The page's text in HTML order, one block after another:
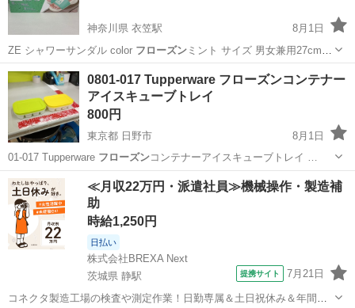
神奈川県 衣笠駅
8月1日
ZE シャワーサンダル color フローズンミント サイズ 男女兼用27cm
…神奈川 横須賀市
0801-017 Tupperware フローズンコンテナー
アイスキューブトレイ
800円
東京都 日野市
8月1日
01-017 Tupperware フローズン コンテナーアイスキューブトレイ …
東京 日野市 調理器具 Tupperware
≪月収22万円・派遣社員≫機械操作・製造補
助
時給1,250円
日払い
株式会社BREXA Next
茨城県 静駅
提携サイト 7月21日
コネクタ製造工場の検査や測定作業！日勤専属＆土日祝休み＆年間休